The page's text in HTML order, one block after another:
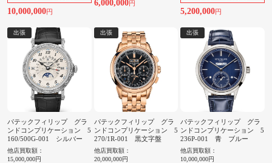
10,000,000円
6,000,000円
5,200,000円
出張
パテックフィリップ グラ
ンドコンプリケーション 5
160/500G-001 シルバー
他店買取額：
15,000,000円
出張
パテックフィリップ グラ
ンドコンプリケーション 5
270/1R-001 黒文字盤
他店買取額：
20,000,000円
出張
パテックフィリップ グラ
ンドコンプリケーション 5
236P-001 青 ブルー
他店買取額：
10,000,000円